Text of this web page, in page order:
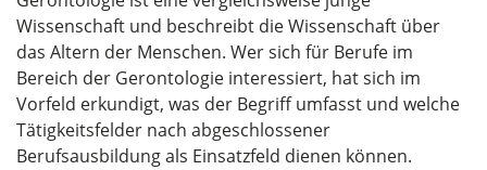
Wissenschaft und beschreibt die Wissenschaft über
das Altern der Menschen. Wer sich für Berufe im
Bereich der Gerontologie interessiert, hat sich im
Vorfeld erkundigt, was der Begriff umfasst und welche
Tätigkeitsfelder nach abgeschlossener
Berufsausbildung als Einsatzfeld dienen können.